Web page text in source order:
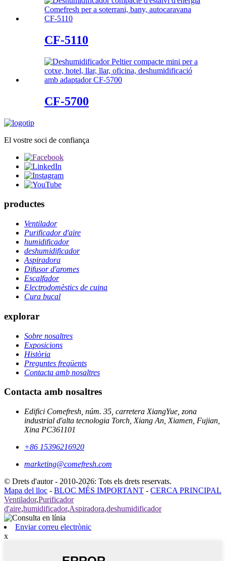
CF-5110
CF-5700
El vostre soci de confiança
productes
Ventilador
Purificador d'aire
humidificador
deshumidificador
Aspiradora
Difusor d'aromes
Escalfador
Electrodomèstics de cuina
Cura bucal
explorar
Sobre nosaltres
Exposicions
Història
Preguntes freqüents
Contacta amb nosaltres
Contacta amb nosaltres
Edifici Comefresh, núm. 35, carretera XiangYue, zona
industrial d'alta tecnologia Torch, Xiang An, Xiamen, Fujian,
Xina PC361101
+86 15396216920
marketing@comefresh.com
© Drets d'autor - 2010-2026: Tots els drets reservats.
Mapa del lloc - BLOC MÉS IMPORTANT - CERCA PRINCIPAL
Ventilador,Purificador
d'aire,humidificador,Aspiradora,deshumidificador
Enviar correu electrònic
x